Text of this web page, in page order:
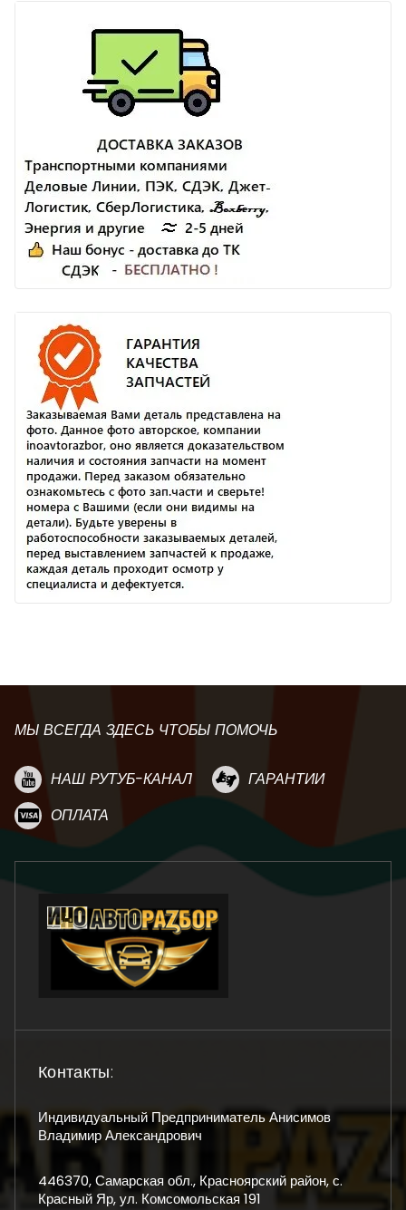
МЫ ВСЕГДА ЗДЕСЬ ЧТОБЫ ПОМОЧЬ
НАШ РУТУБ-КАНАЛ
ГАРАНТИИ
ОПЛАТА
Контакты:
Индивидуальный Предприниматель Анисимов
Владимир Александрович
446370, Самарская обл., Красноярский район, с.
Красный Яр, ул. Комсомольская 191